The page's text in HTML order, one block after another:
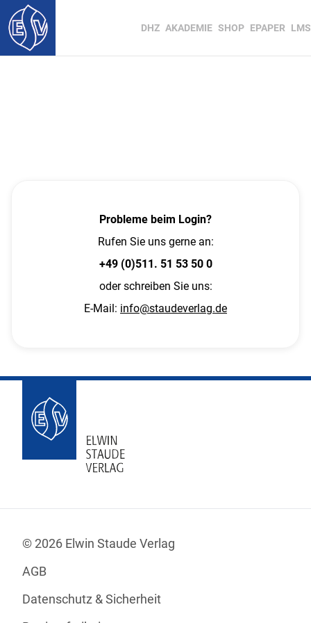
DHZ AKADEMIE SHOP EPAPER LMS
Probleme beim Login?
Rufen Sie uns gerne an:
+49 (0)511. 51 53 50 0
oder schreiben Sie uns:
E-Mail: info@staudeverlag.de
© 2026 Elwin Staude Verlag
AGB
Datenschutz & Sicherheit